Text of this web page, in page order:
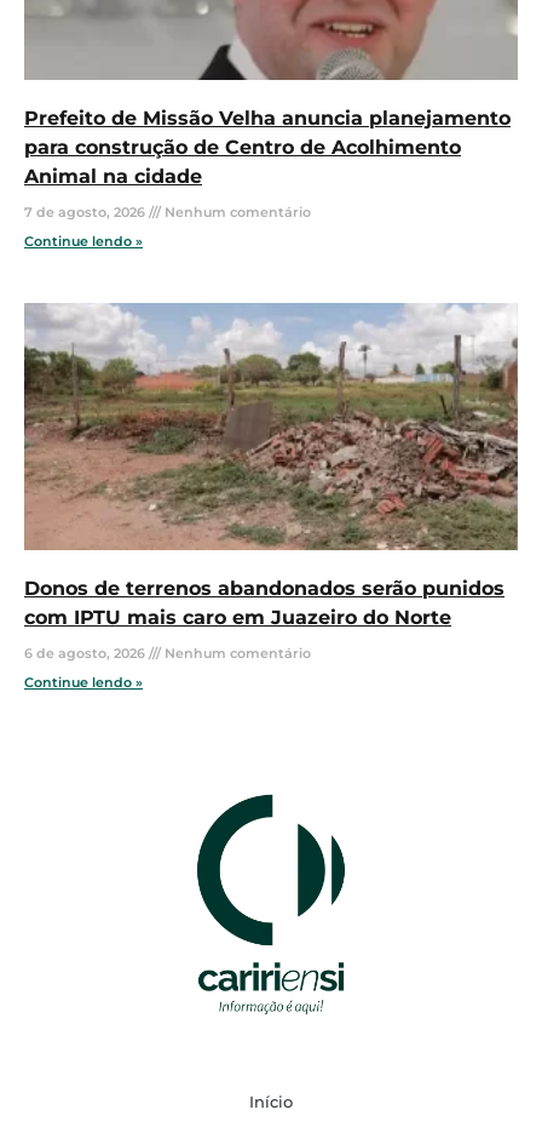
Prefeito de Missão Velha anuncia planejamento
para construção de Centro de Acolhimento
Animal na cidade
7 de agosto, 2026
Nenhum comentário
Continue lendo »
Donos de terrenos abandonados serão punidos
com IPTU mais caro em Juazeiro do Norte
6 de agosto, 2026
Nenhum comentário
Continue lendo »
Início